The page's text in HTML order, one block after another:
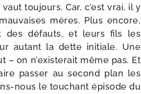
tou­jours. Car, c’est vrai, il y
mères. Plus encore,
des défauts, et leurs fils les
autant la dette ini­tiale. Une
on n’exis­te­rait même pas. Et
pas­ser au second plan les
​nous le tou­chant épi­sode du